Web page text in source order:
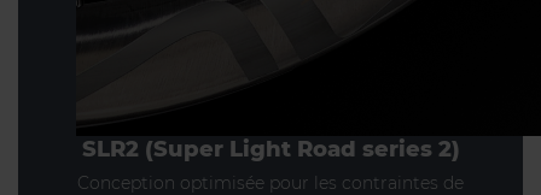
SLR2 (Super Light Road series 2)
Conception optimisée pour les contraintes de